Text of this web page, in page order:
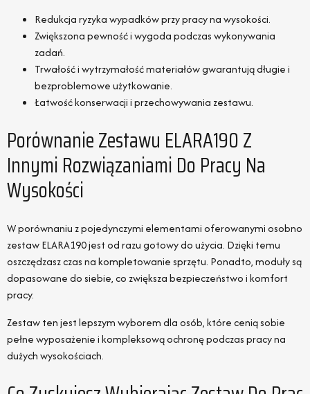
Redukcja ryzyka wypadków przy pracy na wysokości.
Zwiększona pewność i wygoda podczas wykonywania
zadań.
Trwałość i wytrzymałość materiałów gwarantują długie i
bezproblemowe użytkowanie.
Łatwość konserwacji i przechowywania zestawu.
Porównanie Zestawu ELARA190 Z
Innymi Rozwiązaniami Do Pracy Na
Wysokości
W porównaniu z pojedynczymi elementami oferowanymi osobno
zestaw ELARA190 jest od razu gotowy do użycia. Dzięki temu
oszczędzasz czas na kompletowanie sprzętu. Ponadto, moduły są
dopasowane do siebie, co zwiększa bezpieczeństwo i komfort
pracy.
Zestaw ten jest lepszym wyborem dla osób, które cenią sobie
pełne wyposażenie i kompleksową ochronę podczas pracy na
dużych wysokościach.